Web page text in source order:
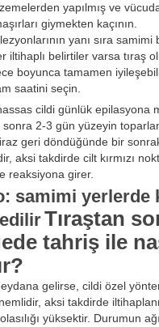
yapılmış ve
giymekten kaçının.
yanı sıra
iltihaplı belirtiler varsa tıraş
boyunca tamamen
saatini seçin.
cildi günlük epilasyona
sonra 2-3 gün yüzeyin
geri döndüğünde bir
aksi takdirde cilt kırmızı
reaksiyona girer.
samimi yerlerde
Tıraştan
tahriş ile
gelirse, cildi özel
aksi takdirde
yüksektir. Durumun